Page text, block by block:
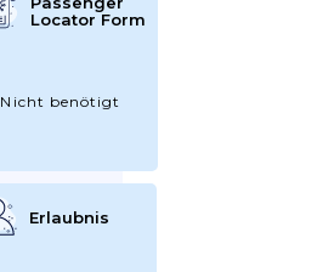
Locator Form
Nicht benötigt
Erlaubnis